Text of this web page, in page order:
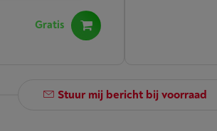
Gratis
Stuur mij bericht bij voorraad